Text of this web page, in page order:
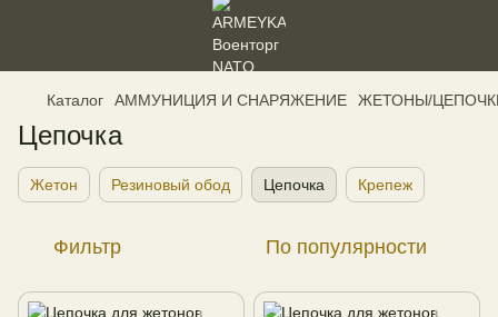
Каталог АММУНИЦИЯ И СНАРЯЖЕНИЕ ЖЕТОНЫ/
Цепочка
Жетон Резиновый обод Цепочка Крепеж
Фильтр По популярности